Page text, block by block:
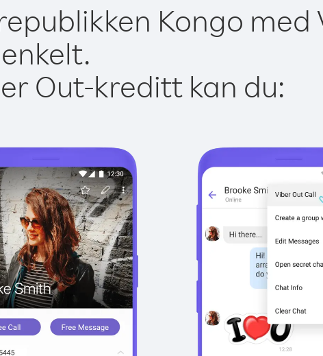
Kongo med
enkelt.
Out-kreditt kan du: